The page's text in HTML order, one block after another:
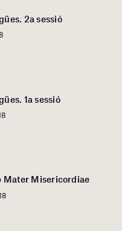
2a sessió
1a sessió
Mater Misericordiae